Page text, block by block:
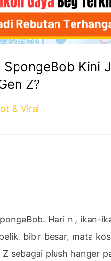
Kini
Z?
& Viral
Hari ni, ikan-
bibir besar, mata
sebagai plush hanger